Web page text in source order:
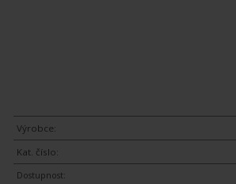
Výrobce:
Kat. číslo:
Dostupnost: